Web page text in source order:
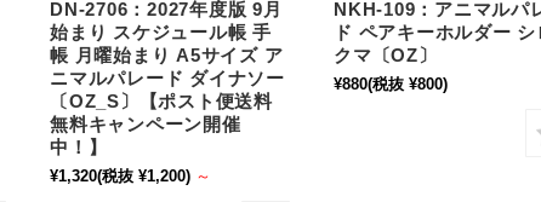
DN-2706：2027年度版 9月
始まり スケジュール帳 手
帳 月曜始まり A5サイズ ア
ニマルパレード ダイナソー
〔OZ_S〕【ポスト便送料
無料キャンペーン開催
中！】
¥1,320(税抜 ¥1,200) ～
NKH-109：アニマルパ
ド ペアキーホルダー シ
クマ〔OZ〕
¥880(税抜 ¥800)